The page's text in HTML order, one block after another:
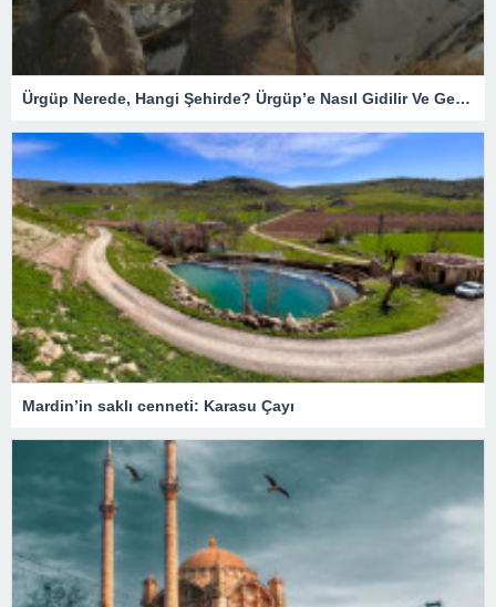
Ürgüp Nerede, Hangi Şehirde? Ürgüp’e Nasıl Gidilir Ve Gezilecek Yerler Nelerdir?
Mardin’in saklı cenneti: Karasu Çayı